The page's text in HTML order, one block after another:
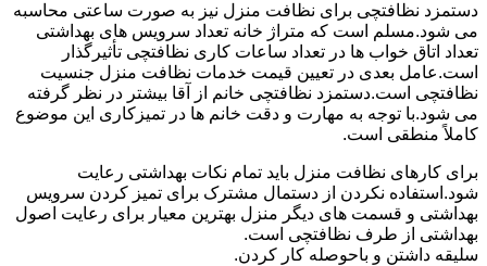
دستمزد نظافتچی برای نظافت منزل نیز به صورت ساعتی محاسبه
می شود.مسلم است که متراژ خانه تعداد سرویس های بهداشتی
تعداد اتاق خواب ها در تعداد ساعات کاری نظافتچی تأثیرگذار
است.عامل بعدی در تعیین قیمت خدمات نظافت منزل جنسیت
نظافتچی است.دستمزد نظافتچی خانم از آقا بیشتر در نظر گرفته
می شود.با توجه به مهارت و دقت خانم ها در تمیزکاری این موضوع
کاملاً منطقی است.
برای کارهای نظافت منزل باید تمام نکات بهداشتی رعایت
شود.استفاده نکردن از دستمال مشترک برای تمیز کردن سرویس
بهداشتی و قسمت های دیگر منزل بهترین معیار برای رعایت اصول
بهداشتی از طرف نظافتچی است.
سلیقه داشتن و باحوصله کار کردن.